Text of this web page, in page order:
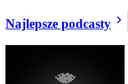
Najlepsze podcasty